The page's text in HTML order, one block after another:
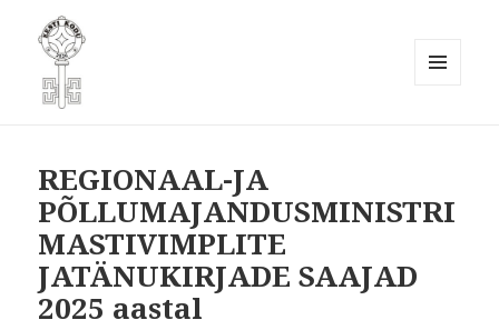
MTÜ
REGIONAAL-JA
PÕLLUMAJANDUSMINISTRI
MASTIVIMPLITE
JATÄNUKIRJADE SAAJAD
2025 aastal